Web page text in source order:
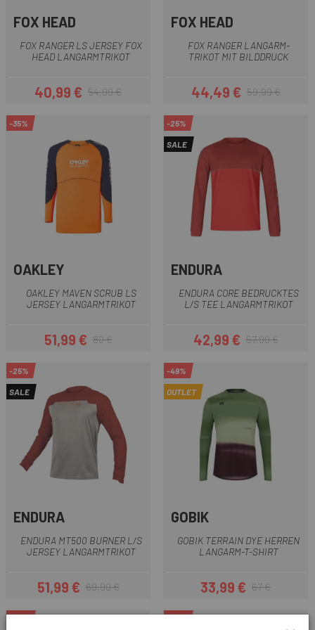
FOX HEAD
FOX RANGER LS JERSEY FOX
HEAD LANGARMTRIKOT
Preis
40,99 €Regulärer Preis
54,99 €
FOX HEAD
FOX RANGER LANGARM-
TRIKOT MIT BILDDRUCK
Preis
44,49 €Regulärer Preis
59,99 €
-35%
OAKLEY
OAKLEY MAVEN SCRUB LS
JERSEY LANGARMTRIKOT
Preis
51,99 €Regulärer Preis
80 €
-25%
SALE
ENDURA
ENDURA CORE BEDRUCKTES
L/S TEE LANGARMTRIKOT
Preis
42,99 €Regulärer Preis
57,99 €
-25%
SALE
ENDURA
ENDURA MT500 BURNER L/S
JERSEY LANGARMTRIKOT
Preis
51,99 €Regulärer Preis
69,99 €
-49%
OUTLET
GOBIK
GOBIK TERRAIN DYE HERREN
LANGARM-T-SHIRT
Preis
33,99 €Regulärer Preis
67 €